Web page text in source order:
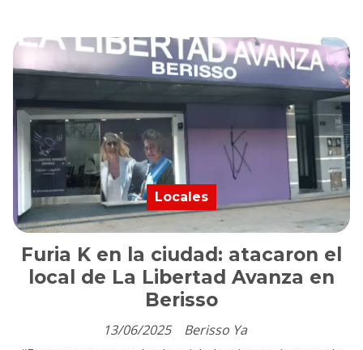
Furia K en la ciudad: atacaron el
local de La Libertad Avanza en
Berisso
Berisso Ya
Locales
13/06/2025